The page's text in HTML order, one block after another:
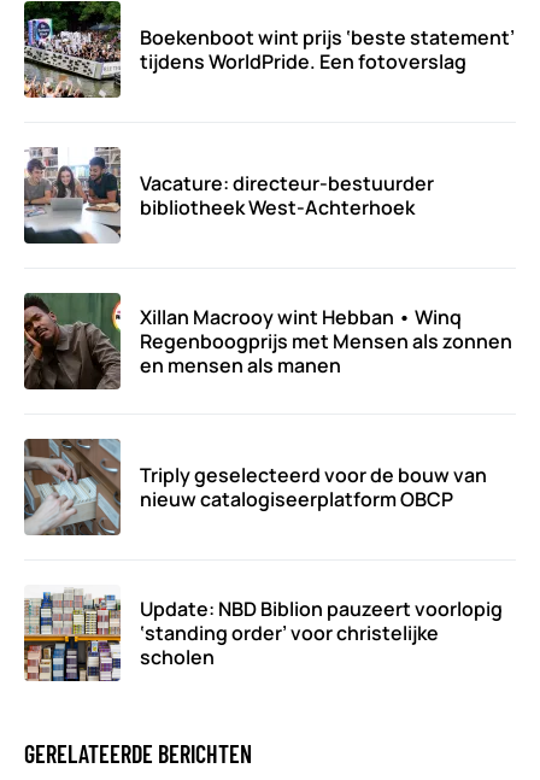
Boekenboot wint prijs ‘beste statement’
tijdens WorldPride. Een fotoverslag
Vacature: directeur-bestuurder
bibliotheek West-Achterhoek
Xillan Macrooy wint Hebban • Winq
Regenboogprijs met Mensen als zonnen
en mensen als manen
Triply geselecteerd voor de bouw van
nieuw catalogiseerplatform OBCP
Update: NBD Biblion pauzeert voorlopig
‘standing order’ voor christelijke
scholen
GERELATEERDE BERICHTEN